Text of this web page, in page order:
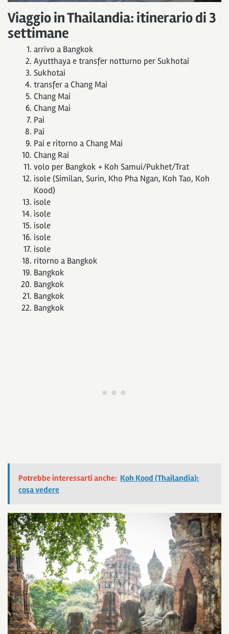
Viaggio in Thailandia: itinerario di 3
settimane
arrivo a Bangkok
Ayutthaya e transfer notturno per Sukhotai
Sukhotai
transfer a Chang Mai
Chang Mai
Chang Mai
Pai
Pai
Pai e ritorno a Chang Mai
Chang Rai
volo per Bangkok + Koh Samui/Pukhet/Trat
isole (Similan, Surin, Kho Pha Ngan, Koh Tao, Koh
Kood)
isole
isole
isole
isole
isole
ritorno a Bangkok
Bangkok
Bangkok
Bangkok
Bangkok
Potrebbe interessarti anche: Koh Kood (Thailandia):
cosa vedere